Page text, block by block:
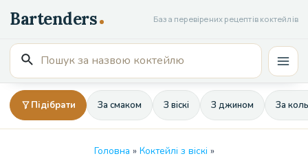
до
вмісту
База перевірених рецептів коктейлів
Пошук
для:
Підібрати За смаком З віскі З джином За
Головна » Коктейлі з віскі »